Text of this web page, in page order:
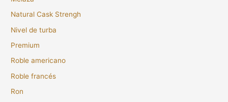
Natural Cask Strengh
Nivel de turba
Premium
Roble americano
Roble francés
Ron